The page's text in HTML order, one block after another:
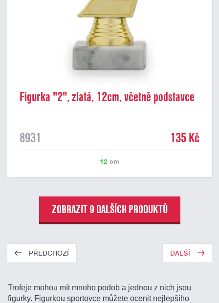
Figurka "2", zlatá, 12cm, včetně podstavce
8931 135 Kč
12 cm
ZOBRAZIT 9 DALŠÍCH PRODUKTŮ
PŘEDCHOZÍ DALŠÍ
Trofeje mohou mít mnoho podob a jednou z nich jsou
figurky. Figurkou sportovce můžete ocenit nejlepšího